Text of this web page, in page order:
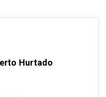
Hurtado